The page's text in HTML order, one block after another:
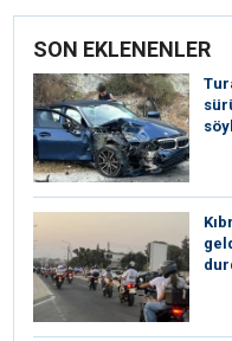
SON EKLENENLER